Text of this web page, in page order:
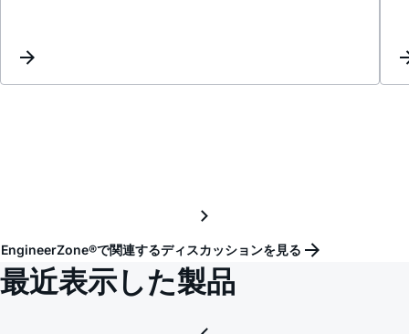
noise
EngineerZone®で関連するディスカッションを見る
最近表示した製品